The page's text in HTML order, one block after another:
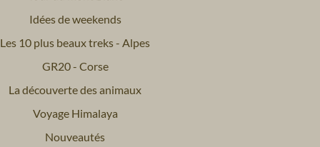
Idées de weekends
Les 10 plus beaux treks - Alpes
GR20 - Corse
La découverte des animaux
Voyage Himalaya
Nouveautés